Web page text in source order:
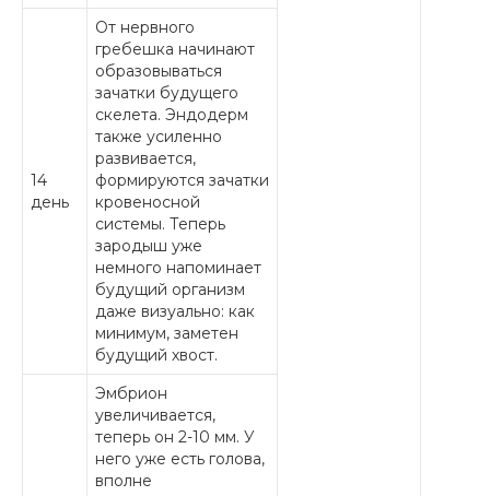
14
день
От нервного
гребешка начинают
образовываться
зачатки будущего
скелета. Эндодерм
также усиленно
развивается,
формируются зачатки
кровеносной
системы. Теперь
зародыш уже
немного напоминает
будущий организм
даже визуально: как
минимум, заметен
будущий хвост.
Эмбрион
увеличивается,
теперь он 2-10 мм. У
него уже есть голова,
вполне